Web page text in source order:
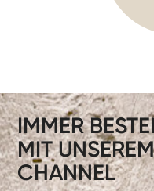
IMMER
MIT
CHANNEL